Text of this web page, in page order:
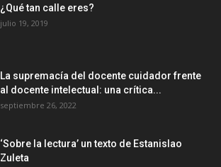
¿Qué tan calle eres?
julio 19, 2019
La supremacía del docente cuidador frente
al docente intelectual: una crítica...
septiembre 26, 2022
‘Sobre la lectura’ un texto de Estanislao
Zuleta